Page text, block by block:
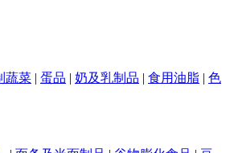
蔬菜 | 蛋品 | 奶及乳制品 | 食用油脂 | 色